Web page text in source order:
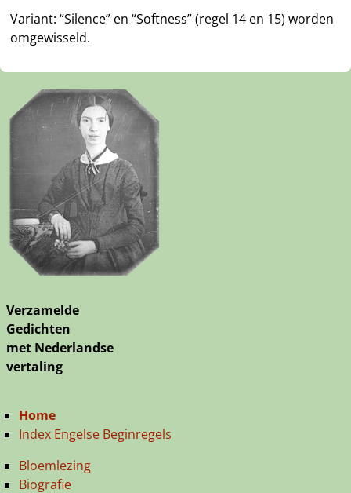
Variant: “Silence” en “Softness” (regel 14 en 15) worden
omgewisseld.
Verzamelde
Gedichten
met Nederlandse
vertaling
Home
Index Engelse Beginregels
Bloemlezing
Biografie